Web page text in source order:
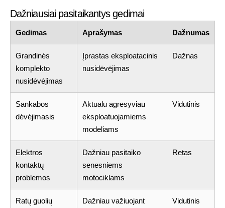
Dažniausiai pasitaikantys gedimai
Gedimas Aprašymas Dažnumas
Grandinės
komplekto
nusidėvėjimas
Įprastas eksploatacinis
nusidėvėjimas
Dažnas
Sankabos
dėvėjimasis
Aktualu agresyviau
eksploatuojamiems
modeliams
Vidutinis
Elektros
kontaktų
problemos
Dažniau pasitaiko
senesniems
motociklams
Retas
Ratų guolių
Dažniau važiuojant
Vidutinis